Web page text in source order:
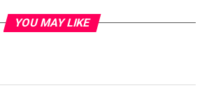
YOU MAY LIKE